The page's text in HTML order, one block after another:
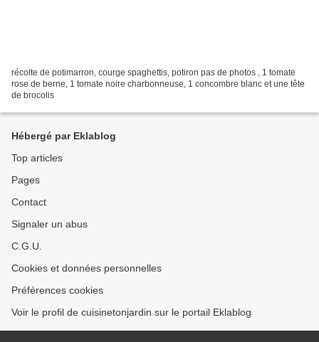
récolte de potimarron, courge spaghettis, potiron pas de photos , 1 tomate
rose de berne, 1 tomate noire charbonneuse, 1 concombre blanc et une tête
de brocolis
Hébergé par Eklablog
Top articles
Pages
Contact
Signaler un abus
C.G.U.
Cookies et données personnelles
Préférences cookies
Voir le profil de cuisinetonjardin sur le portail Eklablog